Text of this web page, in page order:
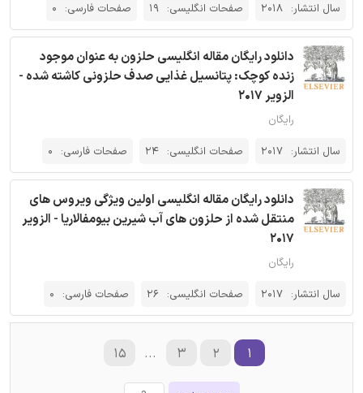
سال انتشار: 2018 صفحات انگلیسی: 19 صفحات فارسی: 0
دانلود رایگان مقاله انگلیسی حلزون به عنوان موجود
زنده کوچک: پتانسیل غذایی صدف حلزونی کاشته شده -
الزویر 2017
رایگان
سال انتشار: 2017 صفحات انگلیسی: 24 صفحات فارسی: 0
دانلود رایگان مقاله انگلیسی اولین ویژگی ویروس های
منتقل شده از حلزون های آب شیرین بیومفالاریا - الزویر
2017
رایگان
سال انتشار: 2017 صفحات انگلیسی: 26 صفحات فارسی: 0
۱ ۲ ۳ ... ۱۵